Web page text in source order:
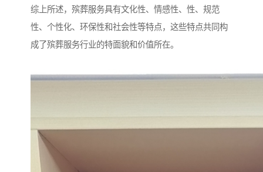
综上所述，殡葬服务具有文化性、情感性、性、规范
性、个性化、环保性和社会性等特点，这些特点共同构
成了殡葬服务行业的特面貌和价值所在。